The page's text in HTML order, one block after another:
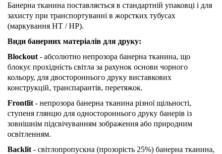
Банерна тканина поставляється в стандартній упаковці і для
захисту при транспортуванні в жорстких тубусах
(маркування НТ / НР).
Види банерних матеріалів для друку:
Blockout - абсолютно непрозора банерна тканина, що
блокує прохідність світла за рахунок основи чорного
кольору, для двостороннього друку виставкових
конструкцій, транспарантів, перетяжок.
Frontlit - непрозора банерна тканина різної щільності,
ступеня глянцю для одностороннього друку банерів із
зовнішнім підсвічуванням зображення або природним
освітленням.
Backlit - світлопропускна (прозорість 25%) банерна тканина,